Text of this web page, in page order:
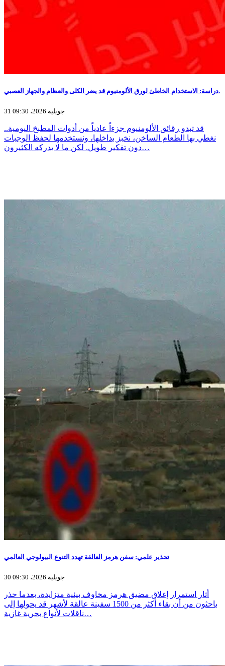
دراسة: الاستخدام الخاطئ لورق الألومنيوم قد يضر الكلى والعظام والجهاز العصبي.
31 جويلية 2026، 09:30
قد تبدو رقائق الألومنيوم جزءاً عادياً من أدوات المطبخ اليومية..
نغطي بها الطعام الساخن، نخبز بداخلها، ونستخدمها لحفظ الوجبات
دون تفكير طويل. لكن ما لا يدركه الكثيرون…
تحذير علمي: سفن هرمز العالقة تهدد التنوع البيولوجي العالمي
30 جويلية 2026، 09:30
أثار استمرار إغلاق مضيق هرمز مخاوف بيئية متزايدة، بعدما حذر
باحثون من أن بقاء أكثر من 1500 سفينة عالقة لأشهر قد يحولها إلى
ناقلات لأنواع بحرية غازية…